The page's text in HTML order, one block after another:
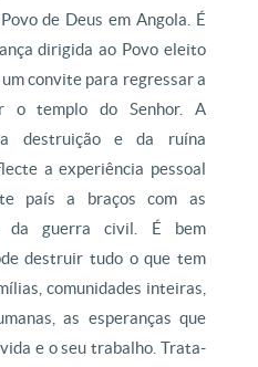
de Deus em Angola. É
dirigida ao Povo eleito
convite para regressar a
o templo do Senhor. A
destruição e da ruína
a experiência pessoal
país a braços com as
da guerra civil. É bem
destruir tudo o que tem
comunidades inteiras,
as esperanças que
e o seu trabalho. Trata-